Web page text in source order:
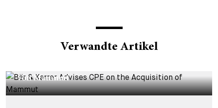
Verwandte Artikel
von Mammut